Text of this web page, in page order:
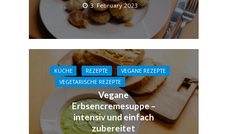
3. February 2023
KÜCHE REZEPTE
VEGANE REZEPTE
VEGETARISCHE REZEPTE
Vegane
Erbsencremesuppe –
intensiv und einfach
zubereitet